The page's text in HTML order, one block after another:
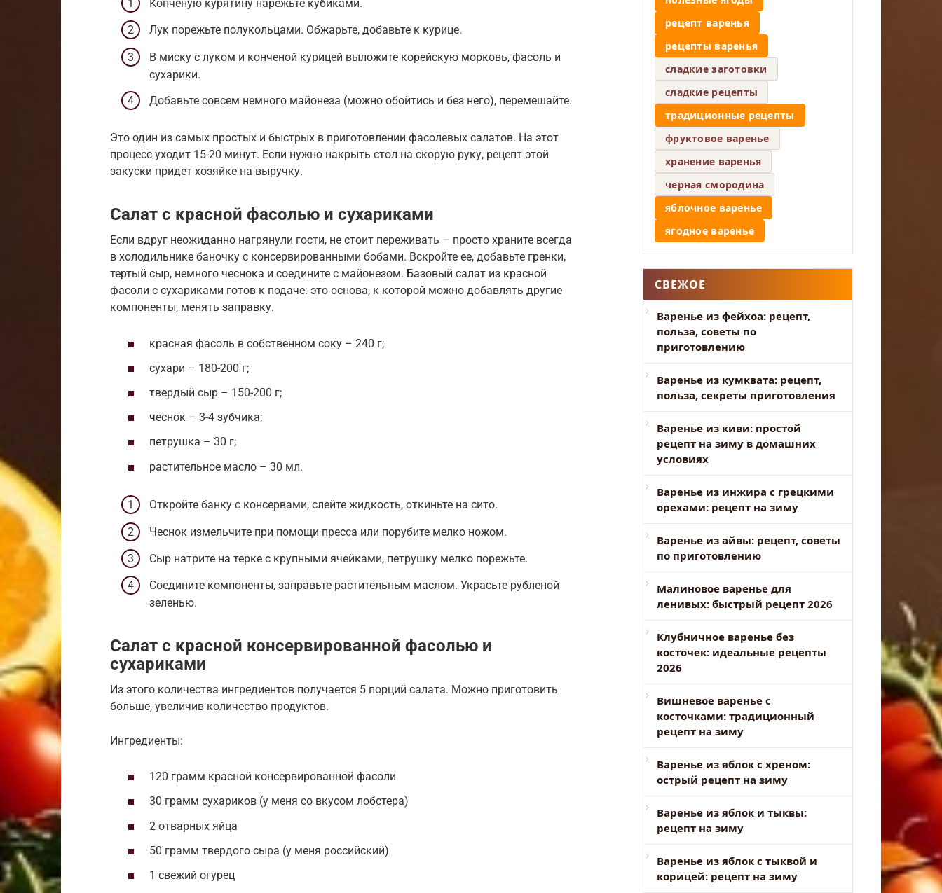
Копченую курятину нарежьте кубиками.
Лук порежьте полукольцами. Обжарьте, добавьте к курице.
В миску с луком и конченой курицей выложите корейскую морковь, фасоль и
сухарики.
Добавьте совсем немного майонеза (можно обойтись и без него), перемешайте.
Это один из самых простых и быстрых в приготовлении фасолевых салатов. На этот
процесс уходит 15-20 минут. Если нужно накрыть стол на скорую руку, рецепт этой
закуски придет хозяйке на выручку.
Салат с красной фасолью и сухариками
Если вдруг неожиданно нагрянули гости, не стоит переживать – просто храните всегда
в холодильнике баночку с консервированными бобами. Вскройте ее, добавьте гренки,
тертый сыр, немного чеснока и соедините с майонезом. Базовый салат из красной
фасоли с сухариками готов к подаче: это основа, к которой можно добавлять другие
компоненты, менять заправку.
красная фасоль в собственном соку – 240 г;
сухари – 180-200 г;
твердый сыр – 150-200 г;
чеснок – 3-4 зубчика;
петрушка – 30 г;
растительное масло – 30 мл.
Откройте банку с консервами, слейте жидкость, откиньте на сито.
Чеснок измельчите при помощи пресса или порубите мелко ножом.
Сыр натрите на терке с крупными ячейками, петрушку мелко порежьте.
Соедините компоненты, заправьте растительным маслом. Украсьте рубленой
зеленью.
Салат с красной консервированной фасолью и
сухариками
Из этого количества ингредиентов получается 5 порций салата. Можно приготовить
больше, увеличив количество продуктов.
Ингредиенты:
120 грамм красной консервированной фасоли
30 грамм сухариков (у меня со вкусом лобстера)
2 отварных яйца
50 грамм твердого сыра (у меня российский)
1 свежий огурец
рецепт варенья
рецепты варенья
сладкие заготовки
сладкие рецепты
традиционные рецепты
фруктовое варенье
хранение варенья
черная смородина
яблочное варенье
ягодное варенье
СВЕЖОЕ
Варенье из фейхоа: рецепт,
польза, советы по
приготовлению
Варенье из кумквата: рецепт,
польза, секреты приготовления
Варенье из киви: простой
рецепт на зиму в домашних
условиях
Варенье из инжира с грецкими
орехами: рецепт на зиму
Варенье из айвы: рецепт, советы
по приготовлению
Малиновое варенье для
ленивых: быстрый рецепт 2026
Клубничное варенье без
косточек: идеальные рецепты
2026
Вишневое варенье с
косточками: традиционный
рецепт на зиму
Варенье из яблок с хреном:
острый рецепт на зиму
Варенье из яблок и тыквы:
рецепт на зиму
Варенье из яблок с тыквой и
корицей: рецепт на зиму